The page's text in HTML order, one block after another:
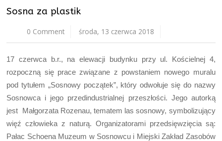
Sosna za plastik
0 Comment środa, 13 czerwca 2018
17 czerwca b.r., na elewacji budynku przy ul. Kościelnej 4,
rozpoczną się prace związane z powstaniem nowego muralu
pod tytułem „Sosnowy początek”, który odwołuje się do nazwy
Sosnowca i jego przedindustrialnej przeszłości. Jego autorką
jest Małgorzata Rozenau, tematem las sosnowy, symbolizujący
więź człowieka z naturą. Organizatorami przedsięwzięcia są:
Pałac Schoena Muzeum w Sosnowcu i Miejski Zakład Zasobów